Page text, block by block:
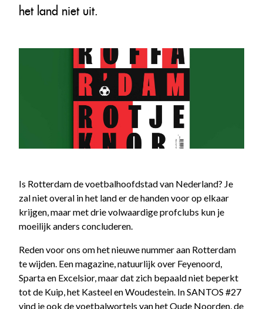
het land niet uit.
Is Rotterdam de voetbalhoofdstad van Nederland? Je
zal niet overal in het land er de handen voor op elkaar
krijgen, maar met drie volwaardige profclubs kun je
moeilijk anders concluderen.
Reden voor ons om het nieuwe nummer aan Rotterdam
te wijden. Een magazine, natuurlijk over Feyenoord,
Sparta en Excelsior, maar dat zich bepaald niet beperkt
tot de Kuip, het Kasteel en Woudestein. In SANTOS #27
vind je ook de voetbalwortels van het Oude Noorden, de